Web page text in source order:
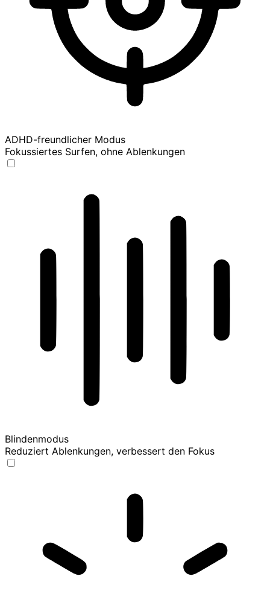
ADHD-freundlicher Modus
Fokussiertes Surfen, ohne Ablenkungen
Blindenmodus
Reduziert Ablenkungen, verbessert den Fokus